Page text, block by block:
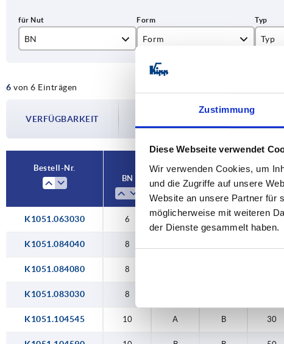
Zustimmung
Diese Webseite verwendet
Wir verwenden Cookies, um
und die Zugriffe auf unsere
Website an unsere Partner für
möglicherweise mit weiteren
der Dienste gesammelt haben.
BN
8
Form Typ
6 von 6 Einträgen
VERFÜGBARKEIT
Die Verfügbarkeiten werden in
Versanddatum.
Bestell-Nr.
BN
Form Typ A
K1051.063030 6 A I 22,5
K1051.084040 8
K1051.084080 8
K1051.083030 8
K1051.104545 10 A B 30